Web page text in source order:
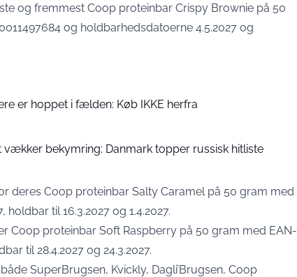
og fremmest Coop proteinbar Crispy Brownie på 50
og holdbarhedsdatoerne 4.5.2027 og
er hoppet i fælden: Køb IKKE herfra
vækker bekymring: Danmark topper russisk hitliste
deres Coop proteinbar Salty Caramel på 50 gram med
til 16.3.2027 og 1.4.2027.
Coop proteinbar Soft Raspberry på 50 gram med EAN-
til 28.4.2027 og 24.3.2027.
SuperBrugsen, Kvickly, Dagli’Brugsen, Coop